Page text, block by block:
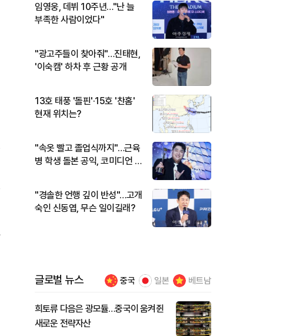
임영웅, 데뷔 10주년…"난 늘
부족한 사람이었다"
"광고주들이 찾아줘"…진태현,
'이숙캠' 하차 후 근황 공개
13호 태풍 '돌핀'·15호 '찬홈'
현재 위치는?
"속옷 빨고 졸업식까지"…근육
병 학생 돌본 공익, 코미디언 김
"경솔한 언행 깊이 반성"…고개
숙인 신동엽, 무슨 일이길래?
글로벌 뉴스 중국 일본 베트남
희토류 다음은 광모듈…중국이 움켜쥔
새로운 전략자산